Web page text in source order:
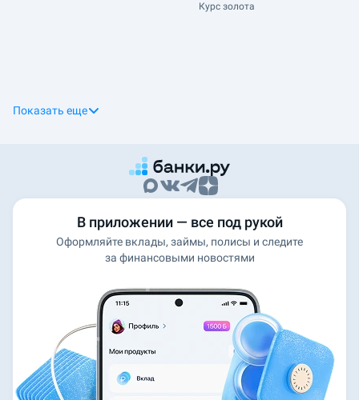
Курс золота
Показать еще
В приложении — все под рукой
Оформляйте вклады, займы, полисы и следите
за финансовыми новостями